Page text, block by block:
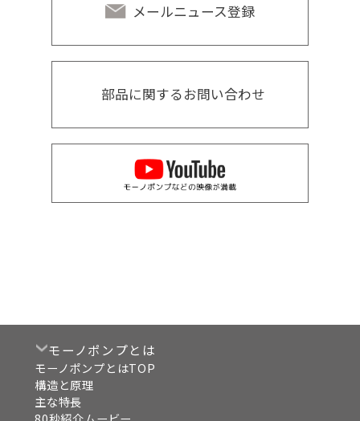
メールニュース登録
部品に関するお問い合わせ
モーノポンプとは
モーノポンプとはTOP
構造と原理
主な特長